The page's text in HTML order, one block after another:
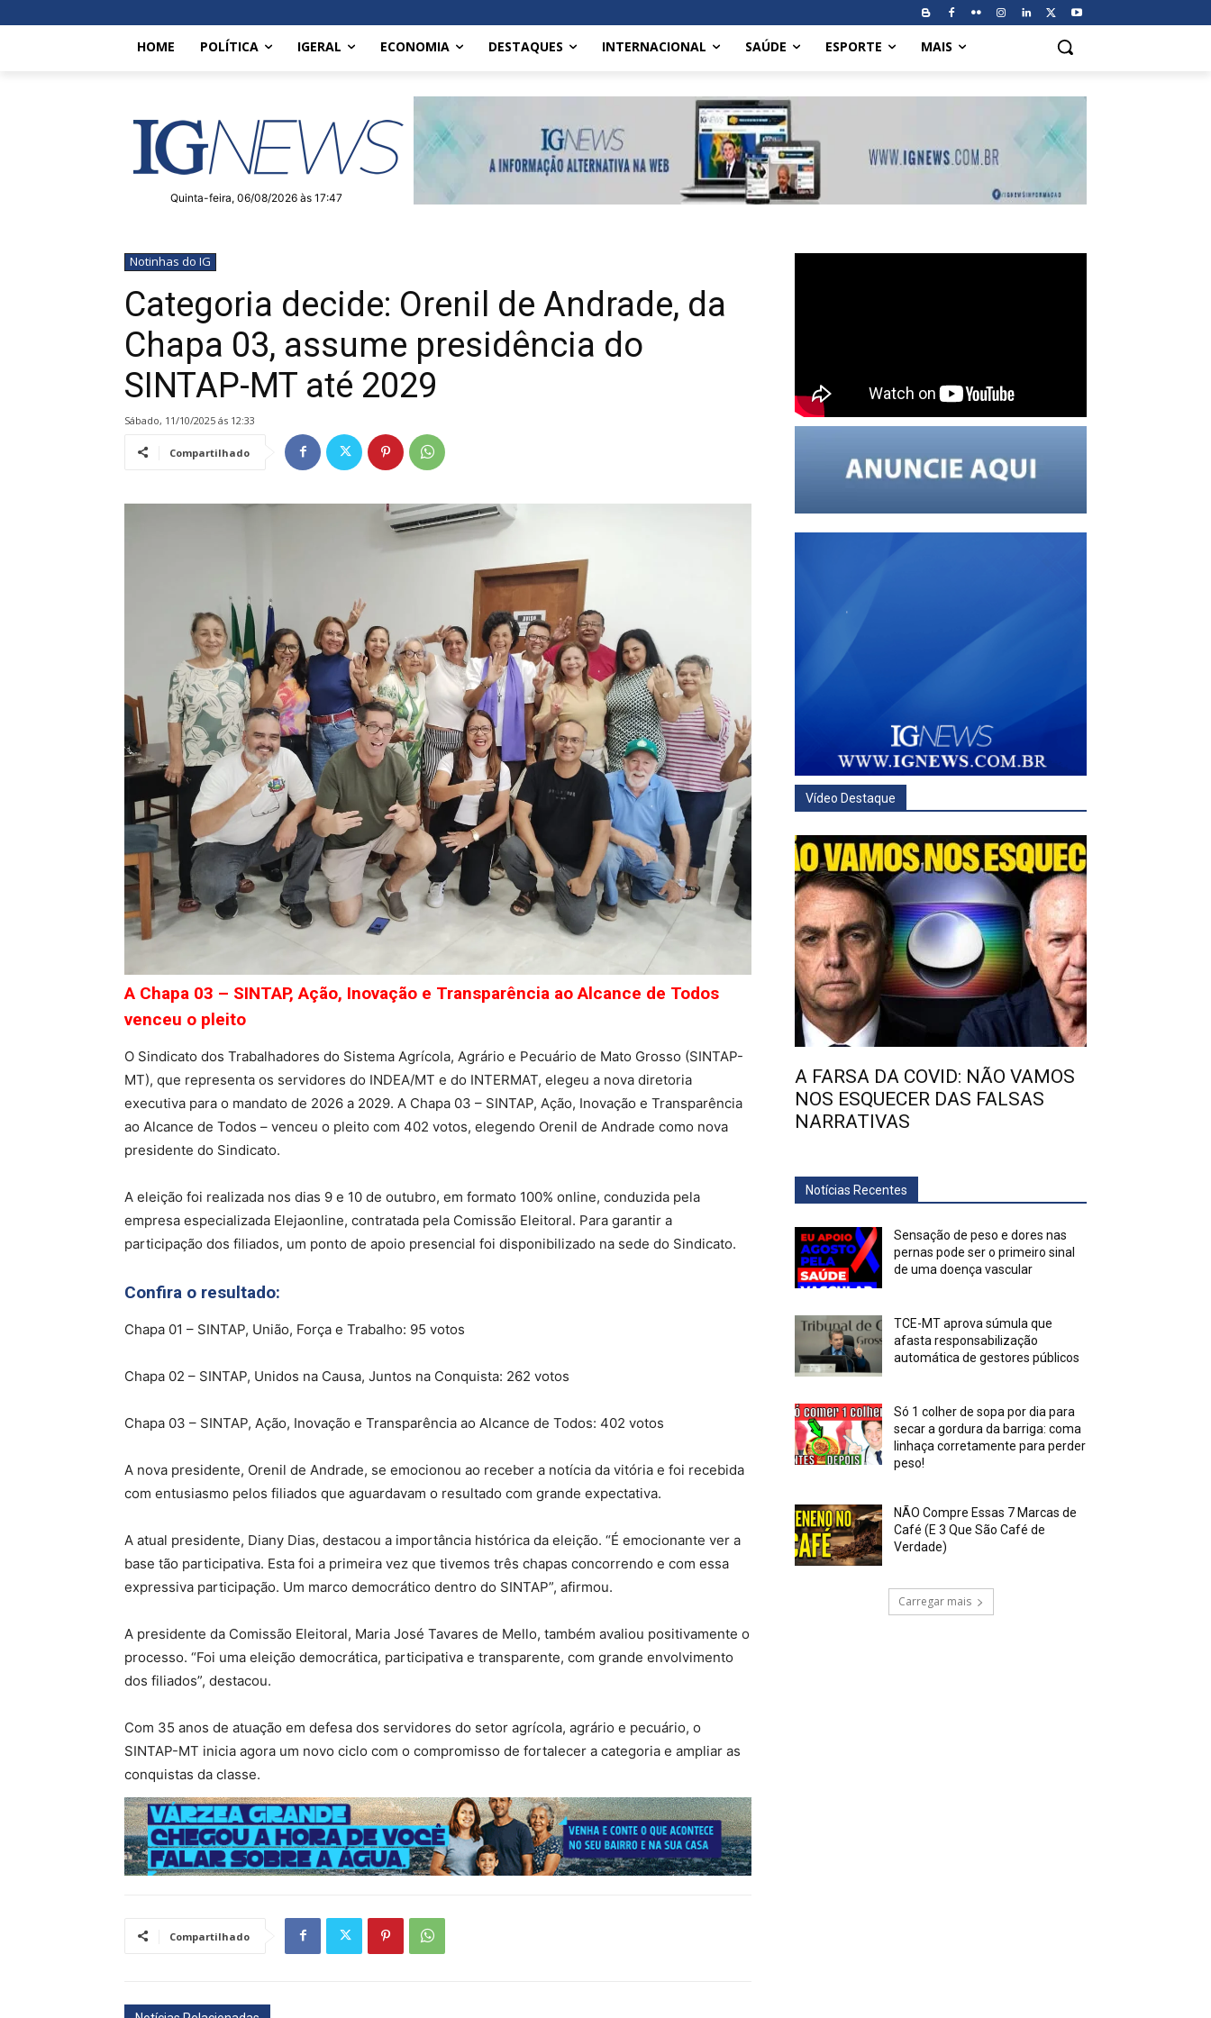
HOME POLÍTICA IGERAL ECONOMIA DESTAQUES INTERNACIONAL SAÚDE ESPORTE MAIS
Quinta-feira, 06/08/2026 às 17:47
Notinhas do IG
Categoria decide: Orenil de Andrade, da
Chapa 03, assume presidência do
SINTAP-MT até 2029
sábado, 11/10/2025 ás 12:33
Compartilhado
A Chapa 03 – SINTAP, Ação, Inovação e Transparência ao Alcance de Todos
venceu o pleito
O Sindicato dos Trabalhadores do Sistema Agrícola, Agrário e Pecuário de Mato Grosso (SINTAP-
MT), que representa os servidores do INDEA/MT e do INTERMAT, elegeu a nova diretoria
executiva para o mandato de 2026 a 2029. A Chapa 03 – SINTAP, Ação, Inovação e Transparência
ao Alcance de Todos – venceu o pleito com 402 votos, elegendo Orenil de Andrade como nova
presidente do Sindicato.
A eleição foi realizada nos dias 9 e 10 de outubro, em formato 100% online, conduzida pela
empresa especializada Elejaonline, contratada pela Comissão Eleitoral. Para garantir a
participação dos filiados, um ponto de apoio presencial foi disponibilizado na sede do Sindicato.
Confira o resultado:
Chapa 01 – SINTAP, União, Força e Trabalho: 95 votos
Chapa 02 – SINTAP, Unidos na Causa, Juntos na Conquista: 262 votos
Chapa 03 – SINTAP, Ação, Inovação e Transparência ao Alcance de Todos: 402 votos
A nova presidente, Orenil de Andrade, se emocionou ao receber a notícia da vitória e foi recebida
com entusiasmo pelos filiados que aguardavam o resultado com grande expectativa.
A atual presidente, Diany Dias, destacou a importância histórica da eleição. “É emocionante ver a
base tão participativa. Esta foi a primeira vez que tivemos três chapas concorrendo e com essa
expressiva participação. Um marco democrático dentro do SINTAP”, afirmou.
A presidente da Comissão Eleitoral, Maria José Tavares de Mello, também avaliou positivamente o
processo. “Foi uma eleição democrática, participativa e transparente, com grande envolvimento
dos filiados”, destacou.
Com 35 anos de atuação em defesa dos servidores do setor agrícola, agrário e pecuário, o
SINTAP-MT inicia agora um novo ciclo com o compromisso de fortalecer a categoria e ampliar as
conquistas da classe.
Compartilhado
Vídeo Destaque
A FARSA DA COVID: NÃO VAMOS
NOS ESQUECER DAS FALSAS
NARRATIVAS
Notícias Recentes
Sensação de peso e dores nas
pernas pode ser o primeiro sinal
de uma doença vascular
TCE-MT aprova súmula que
afasta responsabilização
automática de gestores públicos
Só 1 colher de sopa por dia para
secar a gordura da barriga: coma
linhaça corretamente para perder
peso!
NÃO Compre Essas 7 Marcas de
Café (E 3 Que São Café de
Verdade)
Carregar mais